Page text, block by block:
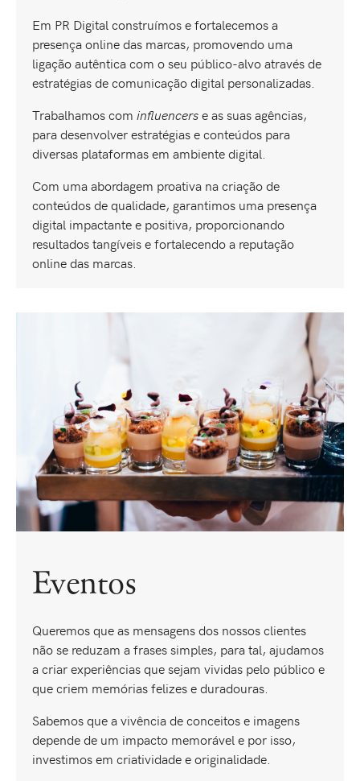
Em PR Digital construímos e fortalecemos a
presença online das marcas, promovendo uma
ligação autêntica com o seu público-alvo através de
estratégias de comunicação digital personalizadas.
Trabalhamos com influencerse as suas agências,
para desenvolver estratégias e conteúdos para
diversas plataformas em ambiente digital.
Com uma abordagem proativa na criação de
conteúdos de qualidade, garantimos uma presença
digital impactante e positiva, proporcionando
resultados tangíveis e fortalecendo a reputação
online das marcas.
Eventos
Queremos que as mensagens dos nossos clientes
não se reduzam a frases simples, para tal, ajudamos
a criar experiências que sejam vividas pelo público e
que criem memórias felizes e duradouras.
Sabemos que a vivência de conceitos e imagens
depende de um impacto memorável e por isso,
investimos em criatividade e originalidade.